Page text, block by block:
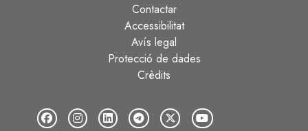
Contactar
Accessibilitat
Avís legal
Protecció de dades
Crèdits